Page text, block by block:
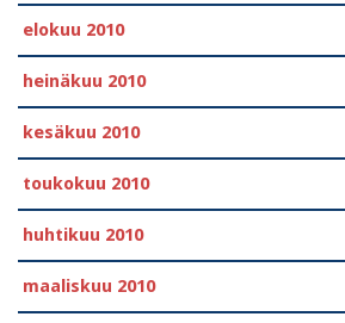
elokuu 2010
heinäkuu 2010
kesäkuu 2010
toukokuu 2010
huhtikuu 2010
maaliskuu 2010